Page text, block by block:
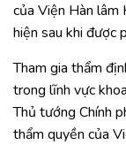
của Viện Hàn lâm
hiện sau khi được
Tham gia thẩm
trong lĩnh vực
Thủ tướng Chính
thẩm quyền của